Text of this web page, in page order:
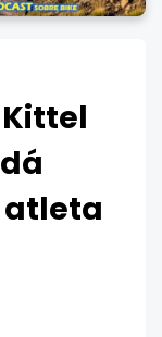
Kittel